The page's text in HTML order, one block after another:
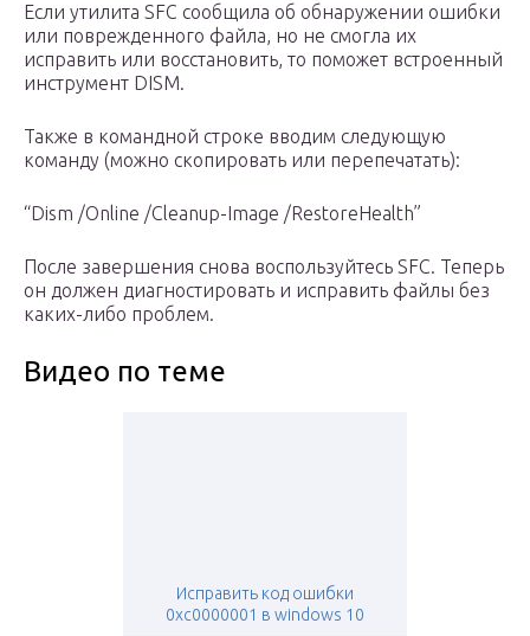
Если утилита SFC сообщила об обнаружении ошибки
или поврежденного файла, но не смогла их
исправить или восстановить, то поможет встроенный
инструмент DISM.
Также в командной строке вводим следующую
команду (можно скопировать или перепечатать):
“Dism /Online /Cleanup-Image /RestoreHealth”
После завершения снова воспользуйтесь SFC. Теперь
он должен диагностировать и исправить файлы без
каких-либо проблем.
Видео по теме
Исправить код ошибки
0xc0000001 в windows 10